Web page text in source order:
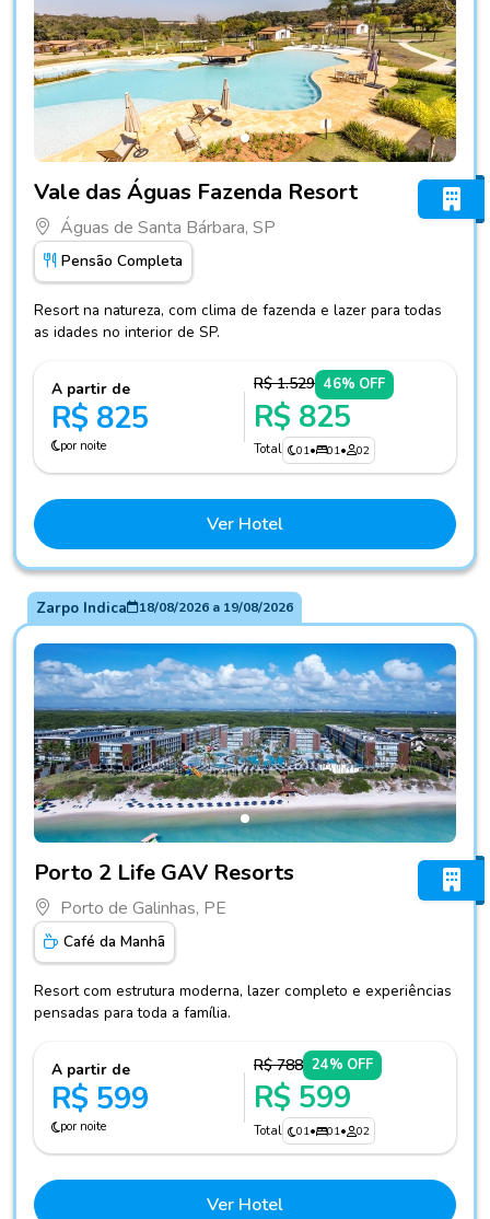
Fotos do hotel Vale das Águas Fazenda Resort
Vale das Águas Fazenda Resort
Águas de Santa Bárbara, SP
Pensão Completa
Resort na natureza, com clima de fazenda e lazer para todas
as idades no interior de SP.
A partir de
R$ 825
por noite
R$ 1.529 46% OFF
R$ 825
Total 01• 01• 02
Ver Hotel
Zarpo Indica 18/08/2026a 19/08/2026
Porto 2 Life GAV Resorts
Porto de Galinhas, PE
Café da Manhã
Resort com estrutura moderna, lazer completo e experiências
pensadas para toda a família.
A partir de
R$ 599
por noite
R$ 788 24% OFF
R$ 599
Total 01• 01• 02
Ver Hotel